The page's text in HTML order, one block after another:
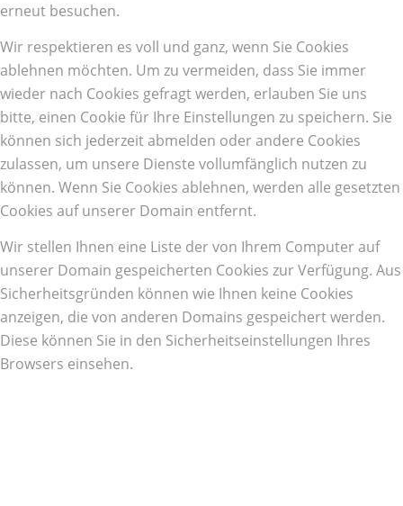
erneut besuchen.
Wir respektieren es voll und ganz, wenn Sie Cookies
ablehnen möchten. Um zu vermeiden, dass Sie immer
wieder nach Cookies gefragt werden, erlauben Sie uns
bitte, einen Cookie für Ihre Einstellungen zu speichern. Sie
können sich jederzeit abmelden oder andere Cookies
zulassen, um unsere Dienste vollumfänglich nutzen zu
können. Wenn Sie Cookies ablehnen, werden alle gesetzten
Cookies auf unserer Domain entfernt.
Wir stellen Ihnen eine Liste der von Ihrem Computer auf
unserer Domain gespeicherten Cookies zur Verfügung. Aus
Sicherheitsgründen können wie Ihnen keine Cookies
anzeigen, die von anderen Domains gespeichert werden.
Diese können Sie in den Sicherheitseinstellungen Ihres
Browsers einsehen.